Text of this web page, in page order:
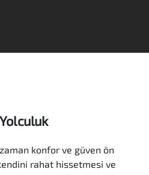
konfor ve güven ön
rahat hissetmesi ve